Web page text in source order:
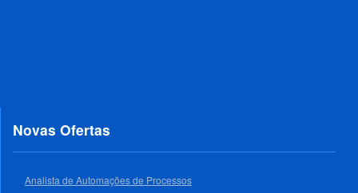
Novas Ofertas
Analista de Automações de Processos